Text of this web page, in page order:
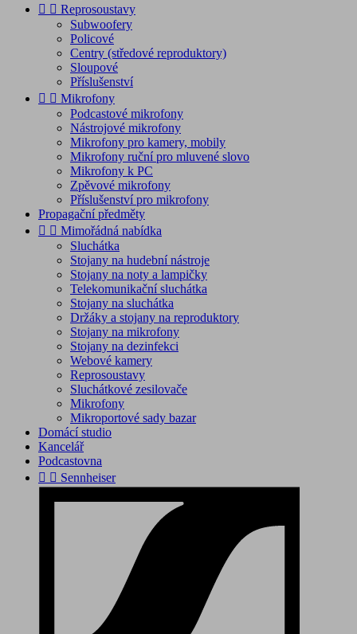
  Reprosoustavy
Subwoofery
Policové
Centry (středové reproduktory)
Sloupové
Příslušenství
  Mikrofony
Podcastové mikrofony
Nástrojové mikrofony
Mikrofony pro kamery, mobily
Mikrofony ruční pro mluvené slovo
Mikrofony k PC
Zpěvové mikrofony
Příslušenství pro mikrofony
Propagační předměty
  Mimořádná nabídka
Sluchátka
Stojany na hudební nástroje
Stojany na noty a lampičky
Telekomunikační sluchátka
Stojany na sluchátka
Držáky a stojany na reproduktory
Stojany na mikrofony
Stojany na dezinfekci
Webové kamery
Reprosoustavy
Sluchátkové zesilovače
Mikrofony
Mikroportové sady bazar
Domácí studio
Kancelář
Podcastovna
  Sennheiser